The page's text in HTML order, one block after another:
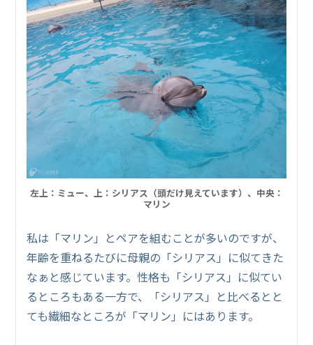
左上：ミュー、上：シリアス（頭だけ見えています）、中央：
マリン
私は「マリン」とペアを組むことが多いのですが、
年齢を重ねるたびに母親の「シリアス」に似てきた
なぁと感じています。性格も「シリアス」に似てい
るところもある一方で、「シリアス」と比べるとと
ても繊細なところが「マリン」にはあります。